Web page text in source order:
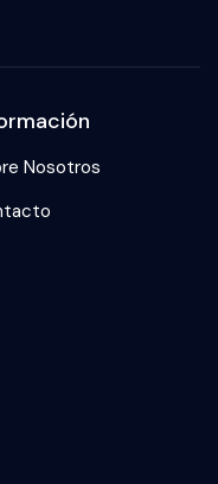
Nosotros